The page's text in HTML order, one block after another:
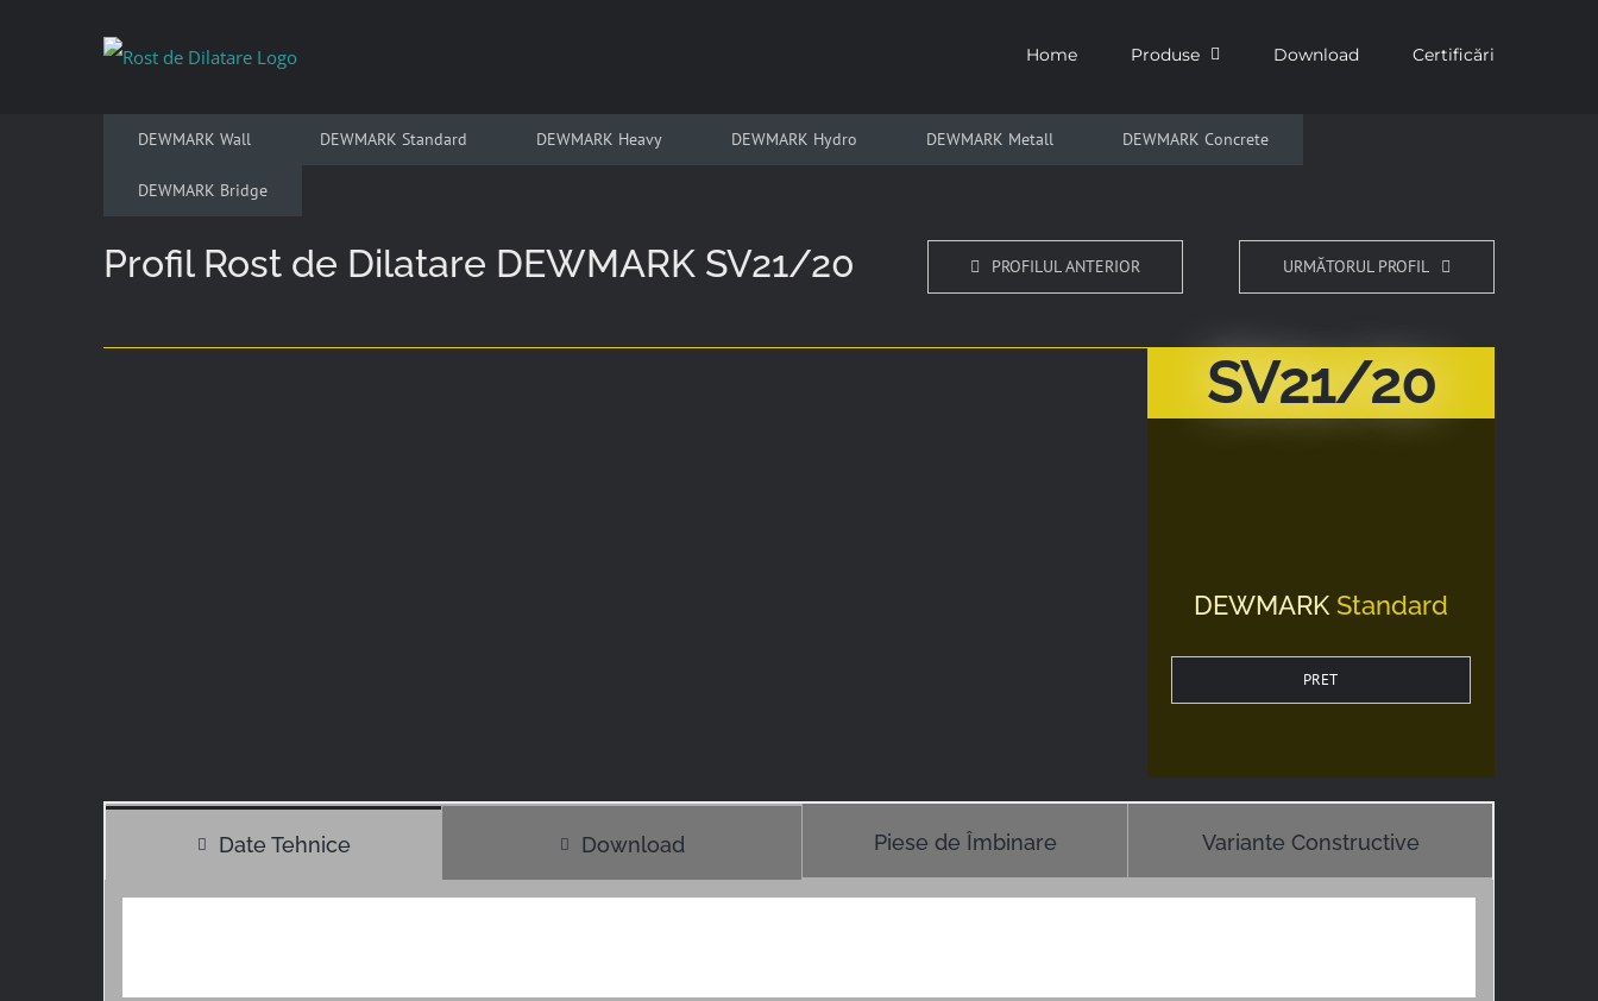
Home Produse Download Certificări
DEWMARK Wall DEWMARK Standard DEWMARK Heavy DEWMARK Hydro DEWMARK Metall DEWMARK Concrete
DEWMARK Bridge
Profil Rost de Dilatare DEWMARK SV21/20 PROFILUL ANTERIOR URMĂTORUL PROFIL
SV21/20
DEWMARK Standard
PRET
Date Tehnice Download Piese de Îmbinare Variante Constructive